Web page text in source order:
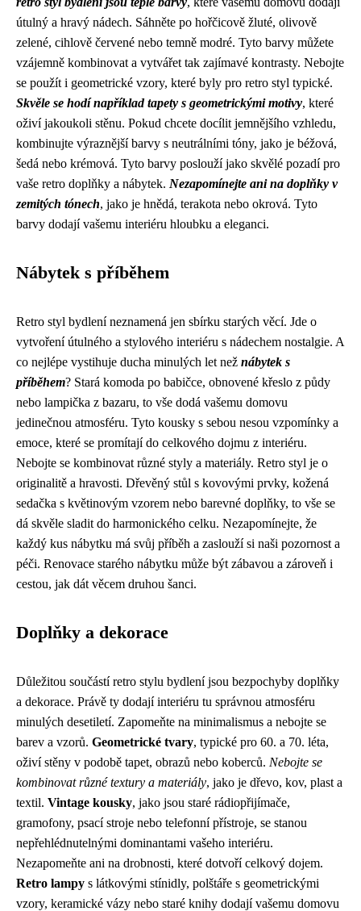
útulný a hravý nádech. Sáhněte po hořčicově žluté, olivově
zelené, cihlově červené nebo temně modré. Tyto barvy můžete
vzájemně kombinovat a vytvářet tak zajímavé kontrasty. Nebojte
se použít i geometrické vzory, které byly pro retro styl typické.
Skvěle se hodí například tapety s geometrickými motivy, které
oživí jakoukoli stěnu. Pokud chcete docílit jemnějšího vzhledu,
kombinujte výraznější barvy s neutrálními tóny, jako je béžová,
šedá nebo krémová. Tyto barvy poslouží jako skvělé pozadí pro
vaše retro doplňky a nábytek. Nezapomínejte ani na doplňky v
zemitých tónech, jako je hnědá, terakota nebo okrová. Tyto
barvy dodají vašemu interiéru hloubku a eleganci.
Nábytek s příběhem
Retro styl bydlení neznamená jen sbírku starých věcí. Jde o
vytvoření útulného a stylového interiéru s nádechem nostalgie. A
co nejlépe vystihuje ducha minulých let než nábytek s
příběhem? Stará komoda po babičce, obnovené křeslo z půdy
nebo lampička z bazaru, to vše dodá vašemu domovu
jedinečnou atmosféru. Tyto kousky s sebou nesou vzpomínky a
emoce, které se promítají do celkového dojmu z interiéru.
Nebojte se kombinovat různé styly a materiály. Retro styl je o
originalitě a hravosti. Dřevěný stůl s kovovými prvky, kožená
sedačka s květinovým vzorem nebo barevné doplňky, to vše se
dá skvěle sladit do harmonického celku. Nezapomínejte, že
každý kus nábytku má svůj příběh a zaslouží si naši pozornost a
péči. Renovace starého nábytku může být zábavou a zároveň i
cestou, jak dát věcem druhou šanci.
Doplňky a dekorace
Důležitou součástí retro stylu bydlení jsou bezpochyby doplňky
a dekorace. Právě ty dodají interiéru tu správnou atmosféru
minulých desetiletí. Zapomeňte na minimalismus a nebojte se
barev a vzorů. Geometrické tvary, typické pro 60. a 70. léta,
oživí stěny v podobě tapet, obrazů nebo koberců. Nebojte se
kombinovat různé textury a materiály, jako je dřevo, kov, plast a
textil. Vintage kousky, jako jsou staré rádiopřijímače,
gramofony, psací stroje nebo telefonní přístroje, se stanou
nepřehlédnutelnými dominantami vašeho interiéru.
Nezapomeňte ani na drobnosti, které dotvoří celkový dojem.
Retro lampy s látkovými stínidly, polštáře s geometrickými
vzory, keramické vázy nebo staré knihy dodají vašemu domovu